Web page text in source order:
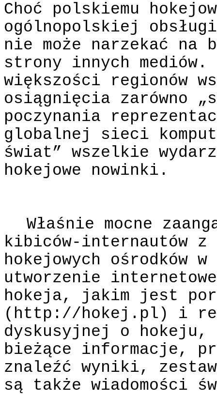
Choć polskiemu
ogólnopolskiej
nie może narzekać na
strony innych
większości regionów
osiągnięcia zarówno
poczynania
globalnej sieci
świat” wszelkie
hokejowe nowinki.
Właśnie mocne
kibiców-internautów z
hokejowych ośrodków
utworzenie
hokeja, jakim jest
(http://hokej.pl) i
dyskusyjnej o hokeju,
bieżące informacje,
znaleźć wyniki,
są także wiadomości